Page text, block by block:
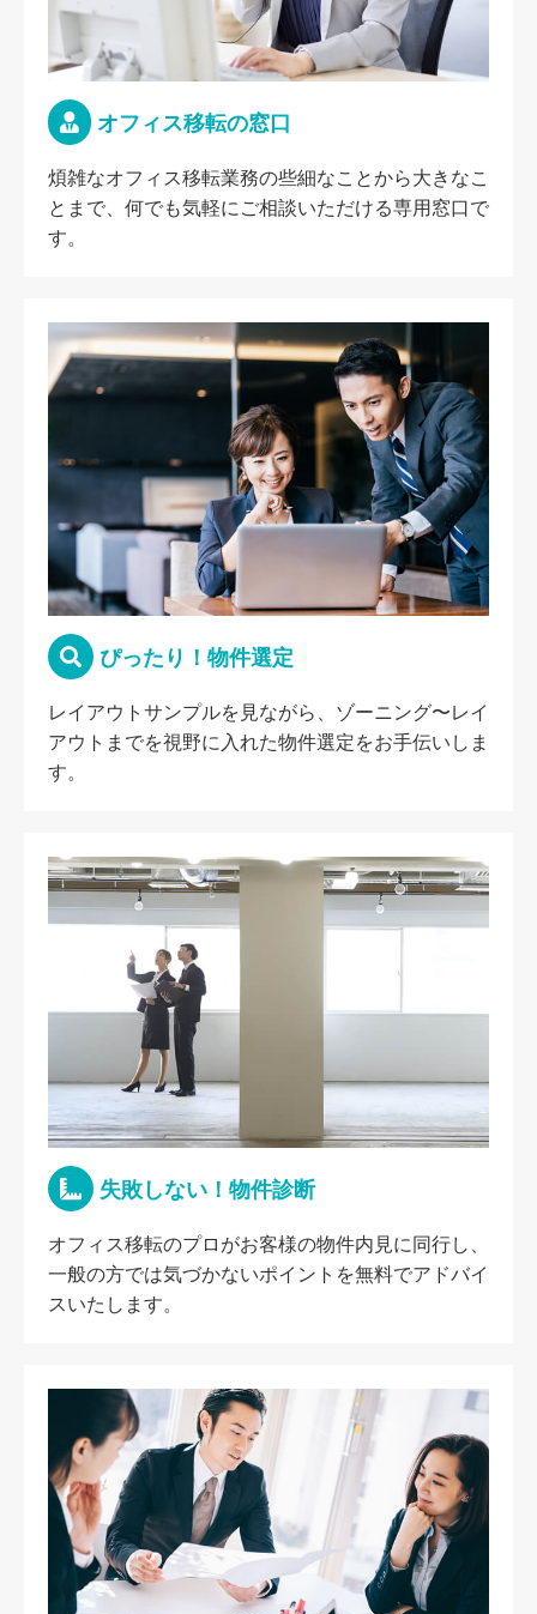
オフィス移転の窓口
煩雑なオフィス移転業務の些細なことから大きなこ
とまで、何でも気軽にご相談いただける専用窓口で
す。
ぴったり！物件選定
レイアウトサンプルを見ながら、ゾーニング〜レイ
アウトまでを視野に入れた物件選定をお手伝いしま
す。
失敗しない！物件診断
オフィス移転のプロがお客様の物件内見に同行し、
一般の方では気づかないポイントを無料でアドバイ
スいたします。